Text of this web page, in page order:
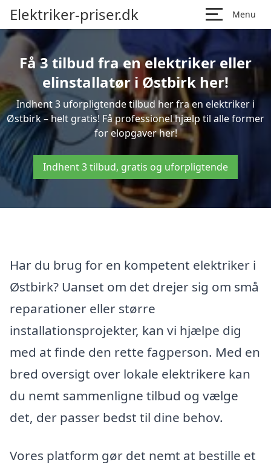
Elektriker-priser.dk Menu
Få 3 tilbud fra en elektriker eller
elinstallatør i Østbirk her!
Indhent 3 uforpligtende tilbud her fra en elektriker i
Østbirk – helt gratis! Få professionel hjælp til alle former
for elopgaver her!
Indhent 3 tilbud, gratis og uforpligtende
Har du brug for en kompetent elektriker i
Østbirk? Uanset om det drejer sig om små
reparationer eller større
installationsprojekter, kan vi hjælpe dig
med at finde den rette fagperson. Med en
bred oversigt over lokale elektrikere kan
du nemt sammenligne tilbud og vælge
det, der passer bedst til dine behov.
Vores platform gør det nemt at bestille et